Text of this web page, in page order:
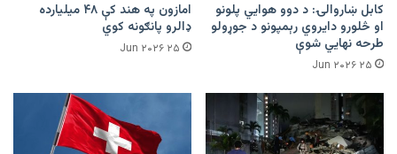
کابل ښاروالۍ: د دوو هوايي پلونو
او څلورو دایروي رېمپونو د جوړولو
طرحه نهایي شوې
۲۵ Jun ۲۰۲۶
امازون په هند کې ۴۸ میلیارده
ډالرو پانګونه کوي
۲۵ Jun ۲۰۲۶